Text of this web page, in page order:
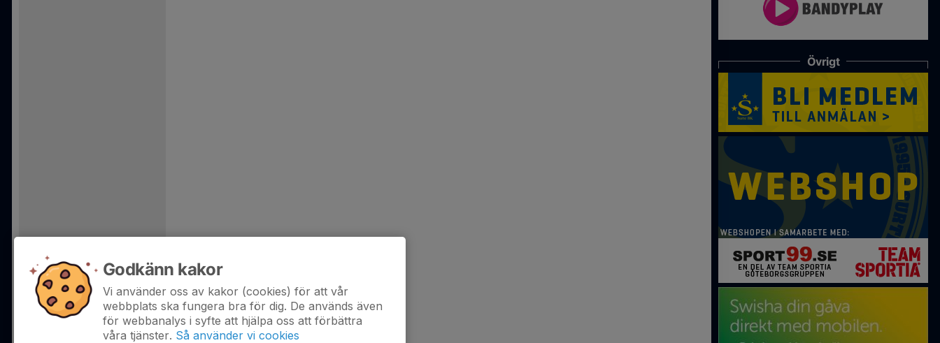
Övrigt
Godkänn kakor
Vi använder oss av kakor (cookies) för att vår
webbplats ska fungera bra för dig. De används även
för webbanalys i syfte att hjälpa oss att förbättra
våra tjänster. Så använder vi cookies